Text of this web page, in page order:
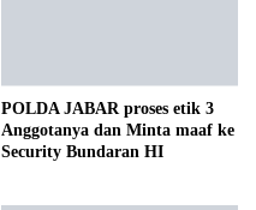
POLDA JABAR proses etik 3
Anggotanya dan Minta maaf ke
Security Bundaran HI